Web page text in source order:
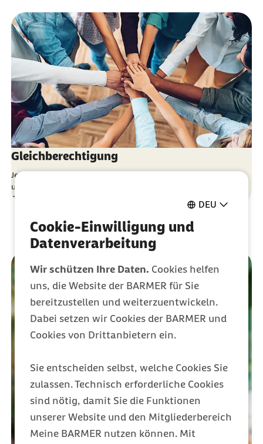
DEU
Cookie-Einwilligung und
Datenverarbeitung
Wir schützen Ihre Daten. Cookies helfen
uns, die Website der BARMER für Sie
bereitzustellen und weiterzuentwickeln.
Dabei setzen wir Cookies der BARMER und
Cookies von Drittanbietern ein.
Sie entscheiden selbst, welche Cookies Sie
zulassen. Technisch erforderliche Cookies
sind nötig, damit Sie die Funktionen
unserer Website und den Mitgliederbereich
Meine BARMER nutzen können. Mit
Gleichberechtigung
Jeder Mensch verdient einen fairen und gleichwertigen Umgang,
unabhängig von Geschlecht, Alter, Herkunft, Sprache, sexueller
Orientierung oder anderen Merkmalen.